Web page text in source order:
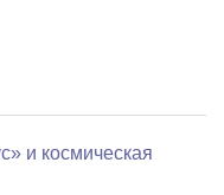
и космическая